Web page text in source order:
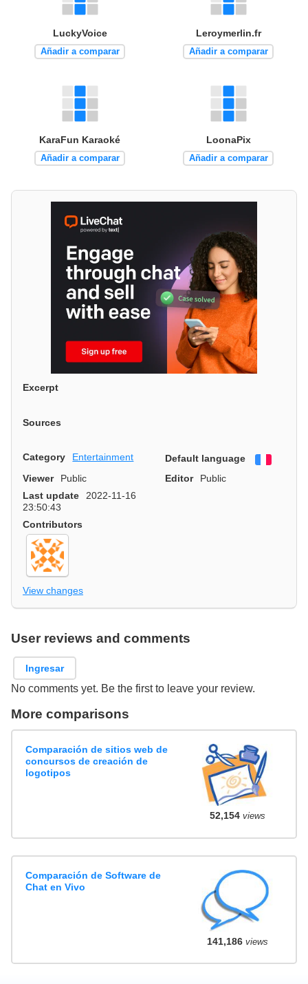
LuckyVoice
Añadir a comparar
Leroymerlin.fr
Añadir a comparar
KaraFun Karaoké
Añadir a comparar
LoonaPix
Añadir a comparar
Excerpt
Sources
Category Entertainment Default language
Viewer
Public Editor
Public
Last update
2022-11-16
23:50:43
Contributors
View changes
User reviews and comments
Ingresar
No comments yet. Be the first to leave your review.
More comparisons
Comparación de sitios web de
concursos de creación de
logotipos
52,154views
Comparación de Software de
Chat en Vivo
141,186views